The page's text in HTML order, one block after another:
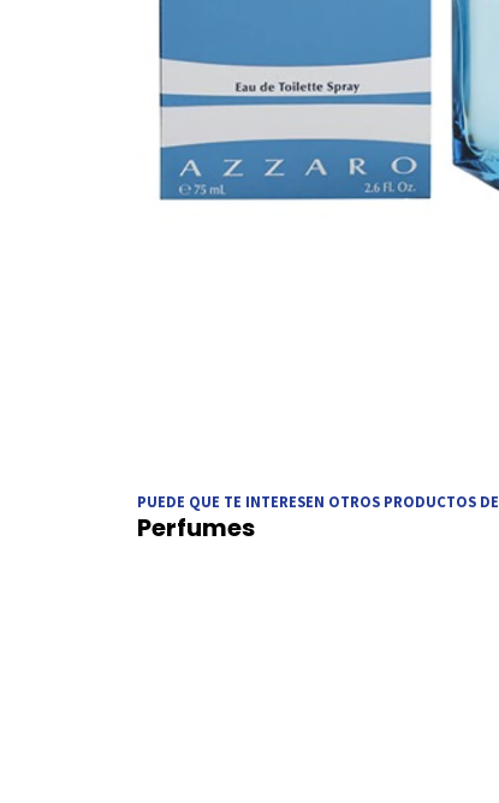
PUEDE QUE TE INTERESEN OTROS PRODUCTOS DE
Perfumes